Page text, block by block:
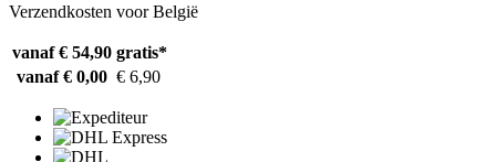
Verzendkosten voor België
vanaf € 54,90 gratis*
vanaf € 0,00 € 6,90